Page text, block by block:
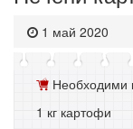
1 май 2020
Необходими
1 кг картофи